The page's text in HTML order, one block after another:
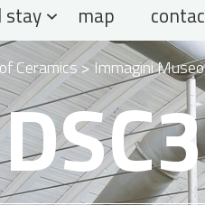
stay map
Ceramics>Immagini Museo